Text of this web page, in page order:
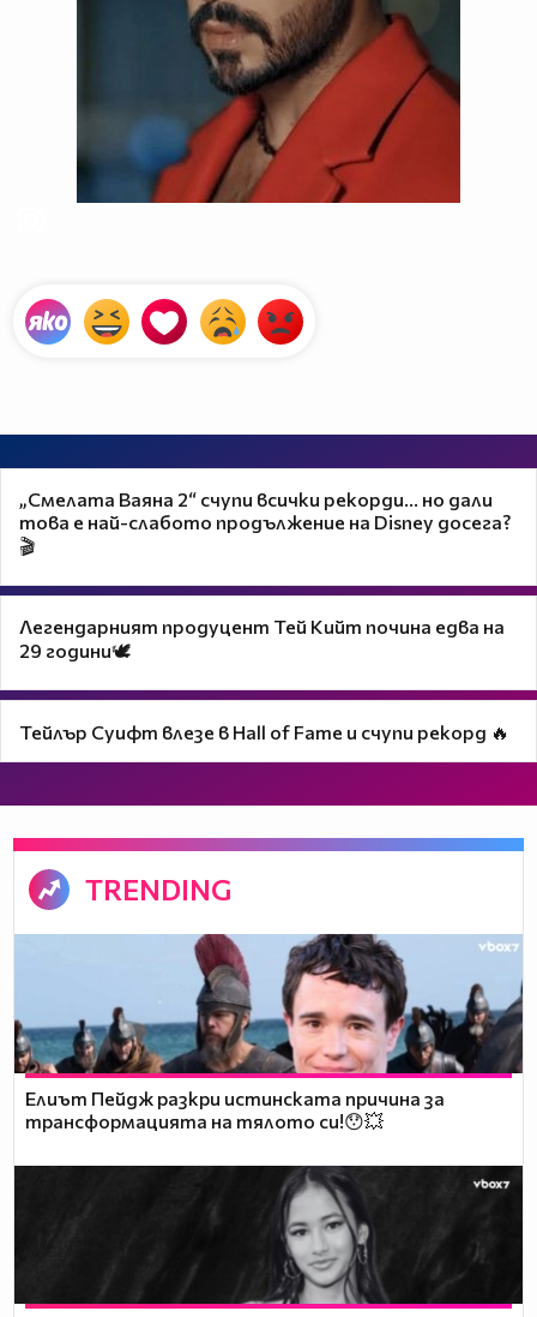
„Смелата Ваяна 2“ счупи всички рекорди... но дали
това е най-слабото продължение на Disney досега?
🎬
Легендарният продуцент Тей Кийт почина едва на
29 години🕊️
Тейлър Суифт влезе в Hall of Fame и счупи рекорд 🔥
TRENDING
Елиът Пейдж разкри истинската причина за
трансформацията на тялото си!😯💥